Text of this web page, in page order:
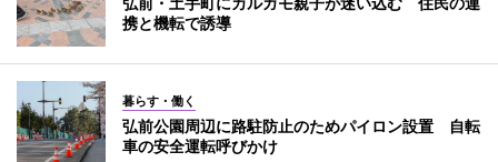
携と機転で誘導
暮らす・働く
弘前公園周辺に路駐防止のためパイロン設置 自転
車の安全運転呼びかけ